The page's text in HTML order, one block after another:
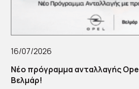
16/07/2026
Νέο πρόγραμμα ανταλλαγής
Βελμάρ!